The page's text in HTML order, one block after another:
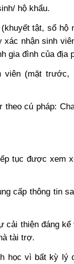
hộ khẩu.
tật, sổ hộ
xác nhận sinh
gia đình của địa
(mặt trước,
cú pháp:
tục được xem
cấp thông tin
cải thiện đáng
tài trợ.
học vì bất kỳ lý